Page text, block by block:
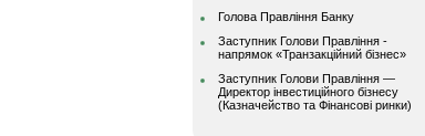
Голова Правління Банку
Заступник Голови Правління -
напрямок «Транзакційний бізнес»
Заступник Голови Правління —
Директор інвестиційного бізнесу
(Казначейство та Фінансові ринки)